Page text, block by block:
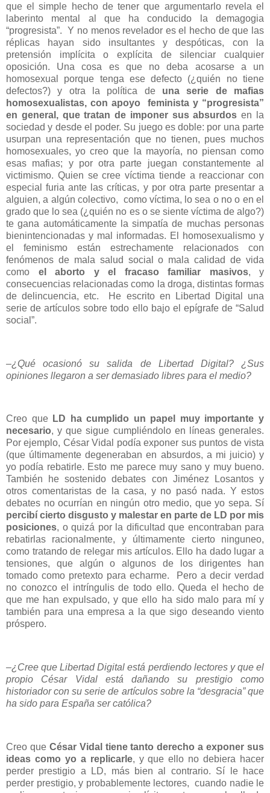
que el simple hecho de tener que argumentarlo revela el
laberinto mental al que ha conducido la demagogia
“progresista”. Y no menos revelador es el hecho de que las
réplicas hayan sido insultantes y despóticas, con la
pretensión implícita o explícita de silenciar cualquier
oposición. Una cosa es que no deba acosarse a un
homosexual porque tenga ese defecto (¿quién no tiene
defectos?) y otra la política de una serie de mafias
homosexualistas, con apoyo feminista y “progresista”
en general, que tratan de imponer sus absurdos en la
sociedad y desde el poder. Su juego es doble: por una parte
usurpan una representación que no tienen, pues muchos
homosexuales, yo creo que la mayoría, no piensan como
esas mafias; y por otra parte juegan constantemente al
victimismo. Quien se cree víctima tiende a reaccionar con
especial furia ante las críticas, y por otra parte presentar a
alguien, a algún colectivo, como víctima, lo sea o no o en el
grado que lo sea (¿quién no es o se siente víctima de algo?)
te gana automáticamente la simpatía de muchas personas
bienintencionadas y mal informadas. El homosexualismo y
el feminismo están estrechamente relacionados con
fenómenos de mala salud social o mala calidad de vida
como el aborto y el fracaso familiar masivos, y
consecuencias relacionadas como la droga, distintas formas
de delincuencia, etc. He escrito en Libertad Digital una
serie de artículos sobre todo ello bajo el epígrafe de “Salud
social”.
–¿Qué ocasionó su salida de Libertad Digital? ¿Sus
opiniones llegaron a ser demasiado libres para el medio?
Creo que LD ha cumplido un papel muy importante y
necesario, y que sigue cumpliéndolo en líneas generales.
Por ejemplo, César Vidal podía exponer sus puntos de vista
(que últimamente degeneraban en absurdos, a mi juicio) y
yo podía rebatirle. Esto me parece muy sano y muy bueno.
También he sostenido debates con Jiménez Losantos y
otros comentaristas de la casa, y no pasó nada. Y estos
debates no ocurrían en ningún otro medio, que yo sepa. Sí
percibí cierto disgusto y malestar en parte de LD por mis
posiciones, o quizá por la dificultad que encontraban para
rebatirlas racionalmente, y últimamente cierto ninguneo,
como tratando de relegar mis artículos. Ello ha dado lugar a
tensiones, que algún o algunos de los dirigentes han
tomado como pretexto para echarme. Pero a decir verdad
no conozco el intríngulis de todo ello. Queda el hecho de
que me han expulsado, y que ello ha sido malo para mí y
también para una empresa a la que sigo deseando viento
próspero.
–¿Cree que Libertad Digital está perdiendo lectores y que el
propio César Vidal está dañando su prestigio como
historiador con su serie de artículos sobre la “desgracia” que
ha sido para España ser católica?
Creo que César Vidal tiene tanto derecho a exponer sus
ideas como yo a replicarle, y que ello no debiera hacer
perder prestigio a LD, más bien al contrario. Sí le hace
perder prestigio, y probablemente lectores, cuando nadie le